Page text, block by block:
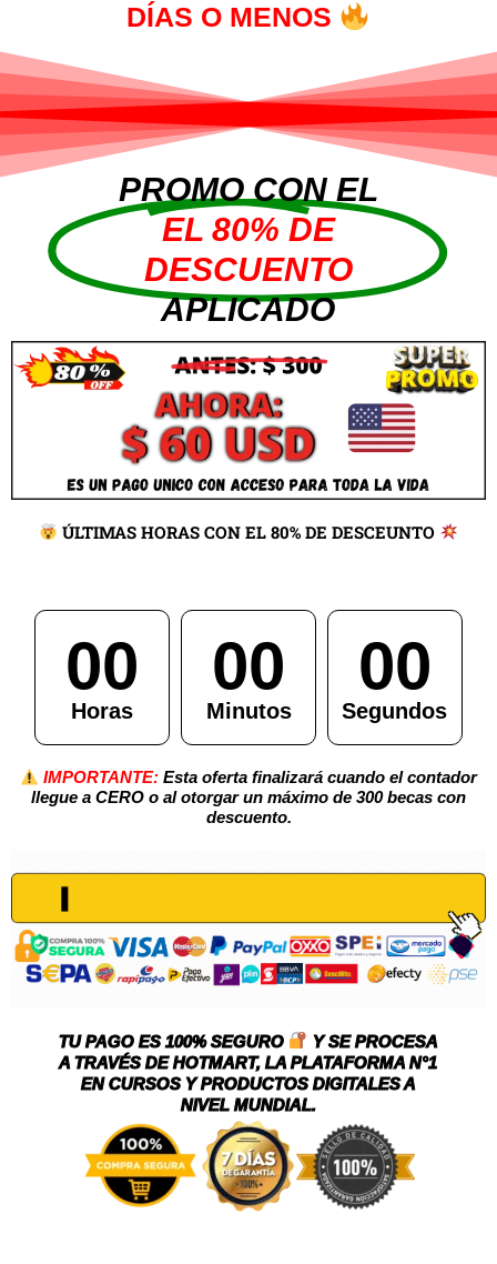
DÍAS O MENOS
PROMO CON EL
EL 80% DE
DESCUENTO
APLICADO
ÚLTIMAS HORAS CON EL 80% DE DESCEUNTO
00
Horas
00
Minutos
00
Segundos
IMPORTANTE: Esta oferta finalizará cuando el contador
llegue a CERO o al otorgar un máximo de 300 becas con
descuento.
TU PAGO ES 100% SEGURO
Y SE PROCESA
A TRAVÉS DE HOTMART, LA PLATAFORMA N°1
EN CURSOS Y PRODUCTOS DIGITALES A
NIVEL MUNDIAL.